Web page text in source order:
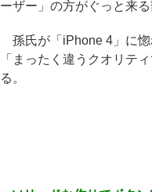
ーザー」の方がぐっと来る
孫氏が「iPhone 4」に惚
「まったく違うクオリテ
る。